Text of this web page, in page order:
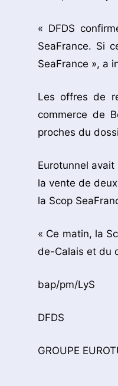
« DFDS
SeaFrance. Si
SeaFrance », a
Les offres de
commerce de
proches du
Eurotunnel
la vente de
la Scop
« Ce matin, la
de-Calais et du
bap/pm/LyS
DFDS
GROUPE